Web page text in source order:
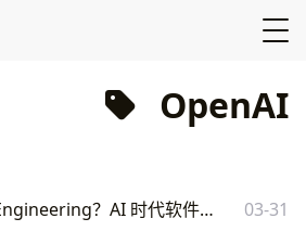
OpenAI
什么是 Harness Engineering？AI 时代软件工程的新范式 03-31